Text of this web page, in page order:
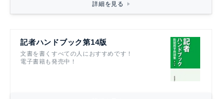
詳細を見る
記者ハンドブック第14版
文書を書くすべての人におすすめです！
電子書籍も発売中！